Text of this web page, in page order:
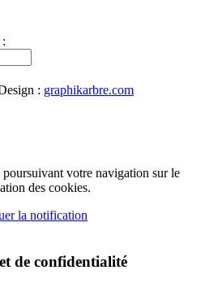
: graphikarbre.com
votre navigation sur le
des cookies.
la notification
de confidentialité